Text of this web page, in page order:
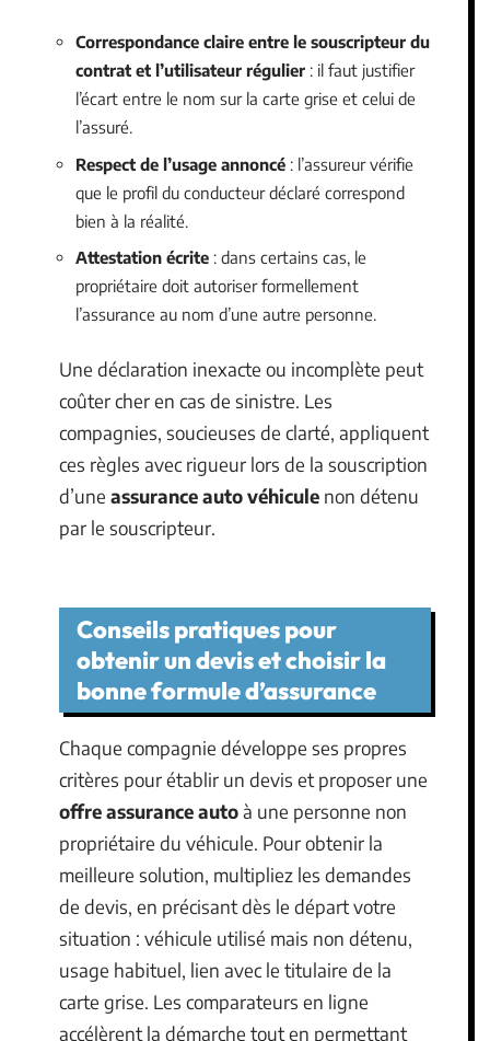
Correspondance claire entre le souscripteur du
contrat et l’utilisateur régulier : il faut justifier
l’écart entre le nom sur la carte grise et celui de
l’assuré.
Respect de l’usage annoncé : l’assureur vérifie
que le profil du conducteur déclaré correspond
bien à la réalité.
Attestation écrite : dans certains cas, le
propriétaire doit autoriser formellement
l’assurance au nom d’une autre personne.
Une déclaration inexacte ou incomplète peut
coûter cher en cas de sinistre. Les
compagnies, soucieuses de clarté, appliquent
ces règles avec rigueur lors de la souscription
d’une assurance auto véhicule non détenu
par le souscripteur.
Conseils pratiques pour
obtenir un devis et choisir la
bonne formule d’assurance
Chaque compagnie développe ses propres
critères pour établir un devis et proposer une
offre assurance autoà une personne non
propriétaire du véhicule. Pour obtenir la
meilleure solution, multipliez les demandes
de devis, en précisant dès le départ votre
situation : véhicule utilisé mais non détenu,
usage habituel, lien avec le titulaire de la
carte grise. Les comparateurs en ligne
accélèrent la démarche tout en permettant